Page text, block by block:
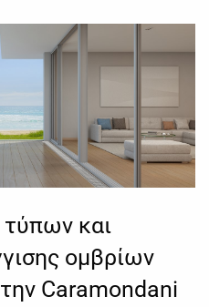
και
ομβρίων
Caramondani